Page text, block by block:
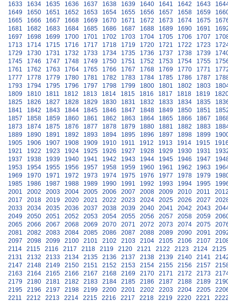
1633
1634 1635 1636 1637 1638 1639 1640 1641 1642 1643
1649
1650 1651 1652 1653 1654 1655 1656 1657 1658 1659
1665
1666 1667 1668 1669 1670 1671 1672 1673 1674 1675
1681
1682 1683 1684 1685 1686 1687 1688 1689 1690 1691
1697
1698 1699 1700 1701 1702 1703 1704 1705 1706 1707
1713
1714 1715 1716 1717 1718 1719 1720 1721 1722 1723
1729
1730 1731 1732 1733 1734 1735 1736 1737 1738 1739
1745
1746 1747 1748 1749 1750 1751 1752 1753 1754 1755
1761
1762 1763 1764 1765 1766 1767 1768 1769 1770 1771
1777
1778 1779 1780 1781 1782 1783 1784 1785 1786 1787
1793
1794 1795 1796 1797 1798 1799 1800 1801 1802 1803
1809
1810 1811 1812 1813 1814 1815 1816 1817 1818 1819
1825
1826 1827 1828 1829 1830 1831 1832 1833 1834 1835
1841
1842 1843 1844 1845 1846 1847 1848 1849 1850 1851
1857
1858 1859 1860 1861 1862 1863 1864 1865 1866 1867
1873
1874 1875 1876 1877 1878 1879 1880 1881 1882 1883
1889
1890 1891 1892 1893 1894 1895 1896 1897 1898 1899
1905
1906 1907 1908 1909 1910 1911 1912 1913 1914 1915
1921
1922 1923 1924 1925 1926 1927 1928 1929 1930 1931
1937
1938 1939 1940 1941 1942 1943 1944 1945 1946 1947
1953
1954 1955 1956 1957 1958 1959 1960 1961 1962 1963
1969
1970 1971 1972 1973 1974 1975 1976 1977 1978 1979
1985
1986 1987 1988 1989 1990 1991 1992 1993 1994 1995
2001
2002 2003 2004 2005 2006 2007 2008 2009 2010 2011
2017
2018 2019 2020 2021 2022 2023 2024 2025 2026 2027
2033
2034 2035 2036 2037 2038 2039 2040 2041 2042 2043
2049
2050 2051 2052 2053 2054 2055 2056 2057 2058 2059
2065
2066 2067 2068 2069 2070 2071 2072 2073 2074 2075
2081
2082 2083 2084 2085 2086 2087 2088 2089 2090 2091
2097
2098 2099 2100 2101 2102 2103 2104 2105 2106 2107
2114
2115 2116 2117 2118 2119 2120 2121 2122 2123 2124
2125
2131
2132 2133 2134 2135 2136 2137 2138 2139 2140 2141
2147
2148 2149 2150 2151 2152 2153 2154 2155 2156 2157
2163
2164 2165 2166 2167 2168 2169 2170 2171 2172 2173
2179
2180 2181 2182 2183 2184 2185 2186 2187 2188 2189
2195
2196 2197 2198 2199 2200 2201 2202 2203 2204 2205
2211
2212 2213 2214 2215 2216 2217 2218 2219 2220 2221